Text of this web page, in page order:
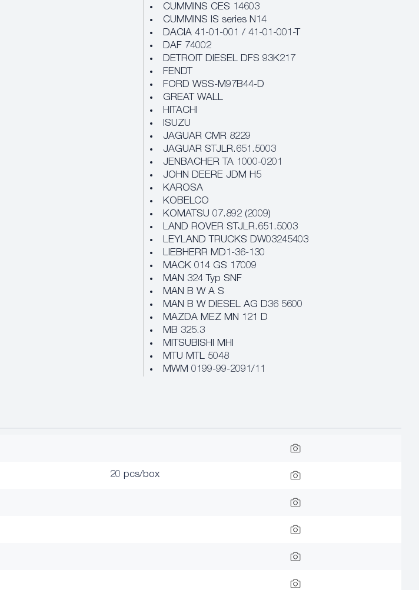
CUMMINS CES 14603
CUMMINS IS series N14
DACIA 41-01-001 / 41-01-001-T
DAF 74002
DETROIT DIESEL DFS 93K217
FENDT
FORD WSS-M97B44-D
GREAT WALL
HITACHI
ISUZU
JAGUAR CMR 8229
JAGUAR STJLR.651.5003
JENBACHER TA 1000-0201
JOHN DEERE JDM H5
KAROSA
KOBELCO
KOMATSU 07.892 (2009)
LAND ROVER STJLR.651.5003
LEYLAND TRUCKS DW03245403
LIEBHERR MD1-36-130
MACK 014 GS 17009
MAN 324 Typ SNF
MAN B W A S
MAN B W DIESEL AG D36 5600
MAZDA MEZ MN 121 D
MB 325.3
MITSUBISHI MHI
MTU MTL 5048
MWM 0199-99-2091/11
20 pcs/box